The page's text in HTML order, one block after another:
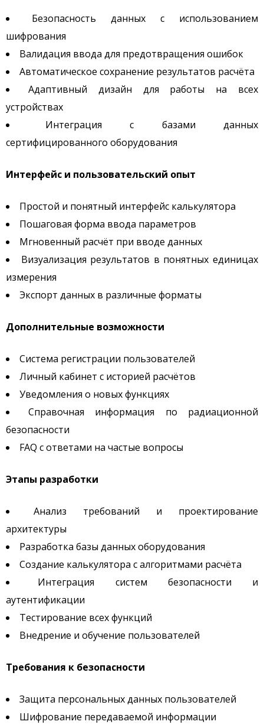
Безопасность данных с использованием
шифрования
Валидация ввода для предотвращения ошибок
Автоматическое сохранение результатов расчёта
Адаптивный дизайн для работы на всех
устройствах
Интеграция с базами данных
сертифицированного оборудования
Интерфейс и пользовательский опыт
Простой и понятный интерфейс калькулятора
Пошаговая форма ввода параметров
Мгновенный расчёт при вводе данных
Визуализация результатов в понятных единицах
измерения
Экспорт данных в различные форматы
Дополнительные возможности
Система регистрации пользователей
Личный кабинет с историей расчётов
Уведомления о новых функциях
Справочная информация по радиационной
безопасности
FAQ с ответами на частые вопросы
Этапы разработки
Анализ требований и проектирование
архитектуры
Разработка базы данных оборудования
Создание калькулятора с алгоритмами расчёта
Интеграция систем безопасности и
аутентификации
Тестирование всех функций
Внедрение и обучение пользователей
Требования к безопасности
Защита персональных данных пользователей
Шифрование передаваемой информации